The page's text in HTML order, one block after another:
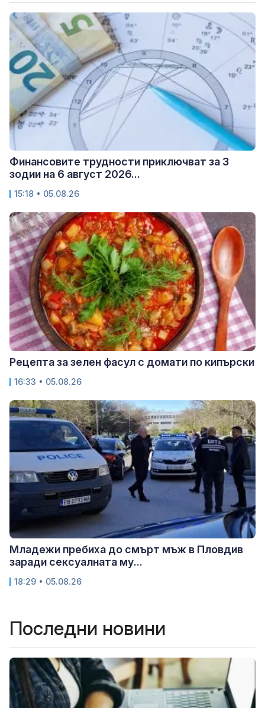
Финансовите трудности приключват за 3
зодии на 6 август 2026...
15:18 • 05.08.26
Рецепта за зелен фасул с домати по кипърски
16:33 • 05.08.26
Младежи пребиха до смърт мъж в Пловдив
заради сексуалната му...
18:29 • 05.08.26
Последни новини